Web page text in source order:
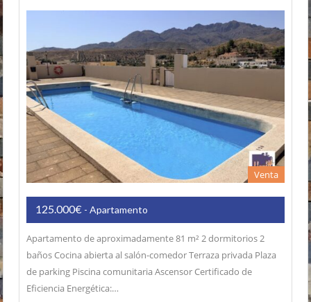
Venta
125.000€ - Apartamento
Apartamento de aproximadamente 81 m² 2 dormitorios 2
baños Cocina abierta al salón-comedor Terraza privada Plaza
de parking Piscina comunitaria Ascensor Certificado de
Eficiencia Energética:…